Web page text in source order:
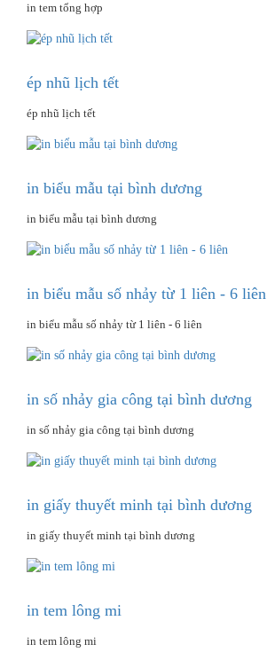
in tem tổng hợp
ép nhũ lịch tết
ép nhũ lịch tết
in biểu mẫu tại bình dương
in biểu mẫu tại bình dương
in biểu mẫu số nhảy từ 1 liên - 6 liên
in biểu mẫu số nhảy từ 1 liên - 6 liên
in số nhảy gia công tại bình dương
in số nhảy gia công tại bình dương
in giấy thuyết minh tại bình dương
in giấy thuyết minh tại bình dương
in tem lông mi
in tem lông mi